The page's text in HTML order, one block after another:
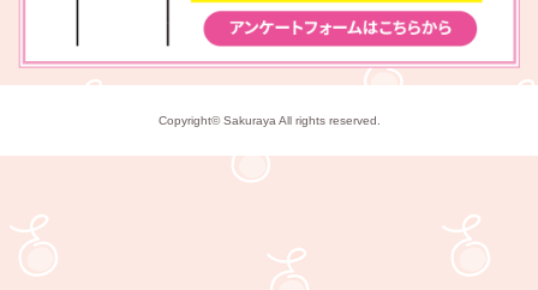
Copyright© Sakuraya All rights reserved.